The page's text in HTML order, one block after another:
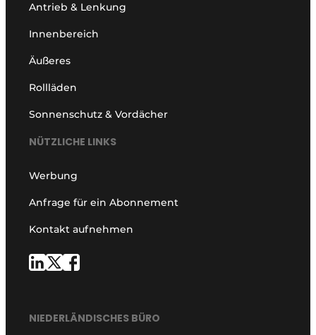
Antrieb & Lenkung
Innenbereich
Äußeres
Rollläden
Sonnenschutz & Vordächer
NÜTZLICHE LINKS
Werbung
Anfrage für ein Abonnement
Kontakt aufnehmen
NIEDERLÄNDISCHES BÜRO